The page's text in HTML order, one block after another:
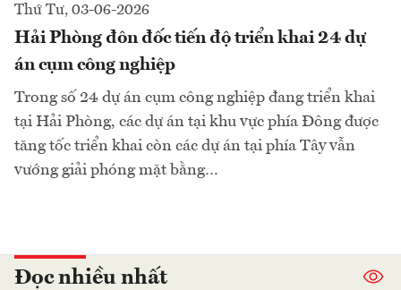
Thứ Tư, 03-06-2026
Hải Phòng đôn đốc tiến độ triển khai 24 dự
án cụm công nghiệp
Trong số 24 dự án cụm công nghiệp đang triển khai
tại Hải Phòng, các dự án tại khu vực phía Đông được
tăng tốc triển khai còn các dự án tại phía Tây vẫn
vướng giải phóng mặt bằng…
Đọc nhiều nhất